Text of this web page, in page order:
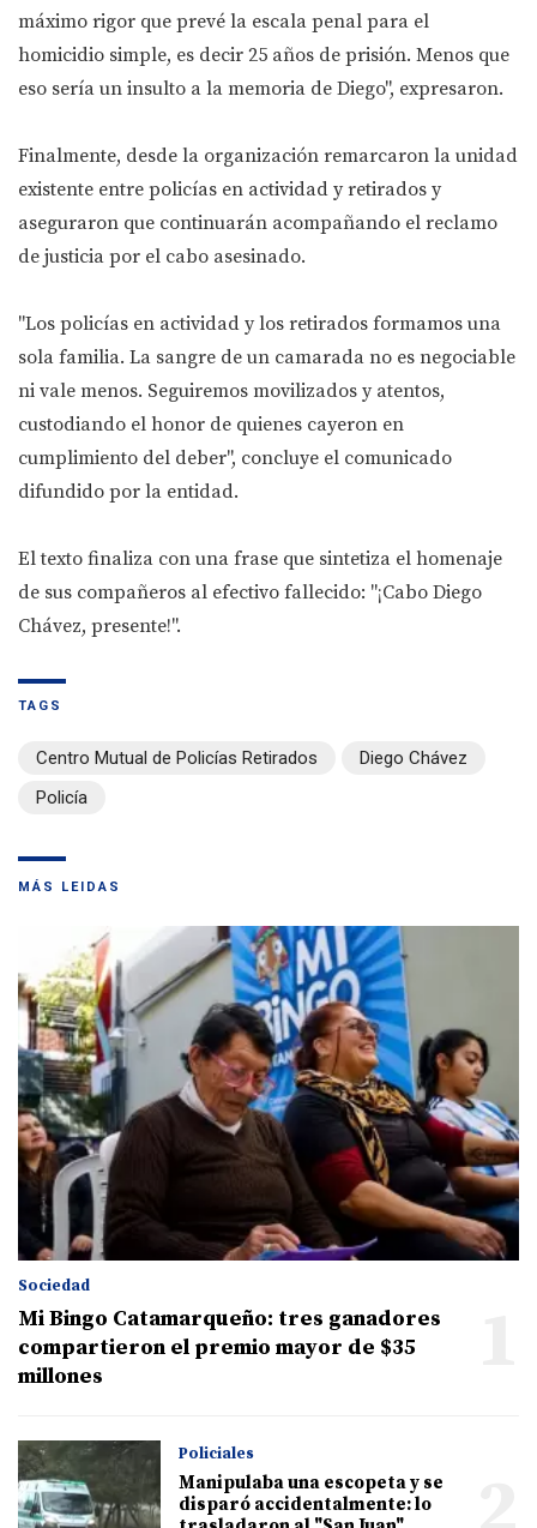
máximo rigor que prevé la escala penal para el
homicidio simple, es decir 25 años de prisión. Menos que
eso sería un insulto a la memoria de Diego", expresaron.
Finalmente, desde la organización remarcaron la unidad
existente entre policías en actividad y retirados y
aseguraron que continuarán acompañando el reclamo
de justicia por el cabo asesinado.
"Los policías en actividad y los retirados formamos una
sola familia. La sangre de un camarada no es negociable
ni vale menos. Seguiremos movilizados y atentos,
custodiando el honor de quienes cayeron en
cumplimiento del deber", concluye el comunicado
difundido por la entidad.
El texto finaliza con una frase que sintetiza el homenaje
de sus compañeros al efectivo fallecido: "¡Cabo Diego
Chávez, presente!".
TAGS
Centro Mutual de Policías Retirados
Diego Chávez
Policía
MÁS LEIDAS
Sociedad
Mi Bingo Catamarqueño: tres ganadores
compartieron el premio mayor de $35
millones
Policiales
Manipulaba una escopeta y se
disparó accidentalmente: lo